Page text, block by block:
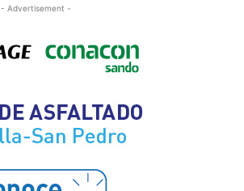
- Advertisement -